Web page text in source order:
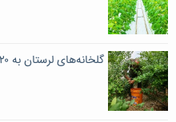
گلخانه‌های لرستان به ۱۲۰ هکتار خواهند رسید